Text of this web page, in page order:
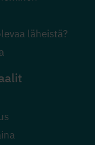
läheistä?